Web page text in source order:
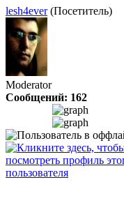
lesh4ever (Посетитель)
Moderator
Сообщений: 162